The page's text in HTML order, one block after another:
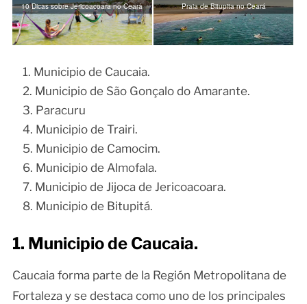
10 Dicas sobre Jericoacoara no Ceará Praia de Bitupita no Ceará
Municipio de Caucaia.
Municipio de São Gonçalo do Amarante.
Paracuru
Municipio de Trairi.
Municipio de Camocim.
Municipio de Almofala.
Municipio de Jijoca de Jericoacoara.
Municipio de Bitupitá.
1. Municipio de Caucaia.
Caucaia forma parte de la Región Metropolitana de
Fortaleza y se destaca como uno de los principales